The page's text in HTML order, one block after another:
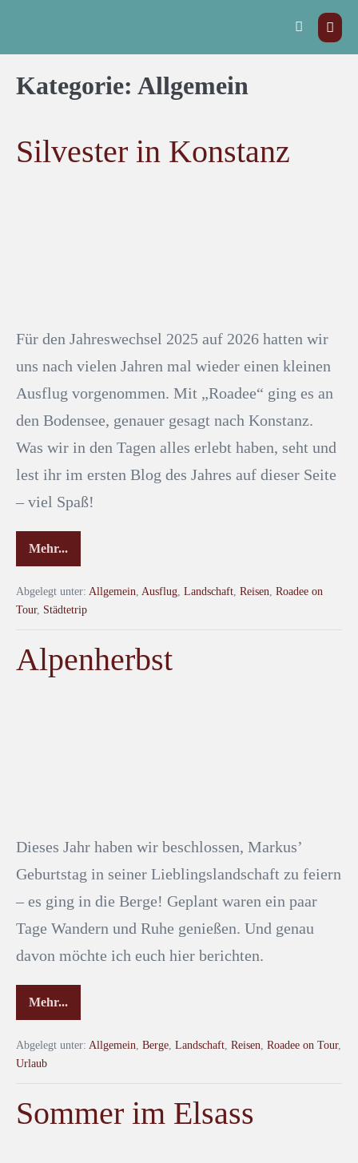
Kategorie: Allgemein
Silvester in Konstanz
Für den Jahreswechsel 2025 auf 2026 hatten wir
uns nach vielen Jahren mal wieder einen kleinen
Ausflug vorgenommen. Mit „Roadee“ ging es an
den Bodensee, genauer gesagt nach Konstanz.
Was wir in den Tagen alles erlebt haben, seht und
lest ihr im ersten Blog des Jahres auf dieser Seite
– viel Spaß!
Mehr...
Abgelegt unter: Allgemein, Ausflug, Landschaft, Reisen, Roadee on
Tour, Städtetrip
Alpenherbst
Dieses Jahr haben wir beschlossen, Markus’
Geburtstag in seiner Lieblingslandschaft zu feiern
– es ging in die Berge! Geplant waren ein paar
Tage Wandern und Ruhe genießen. Und genau
davon möchte ich euch hier berichten.
Mehr...
Abgelegt unter: Allgemein, Berge, Landschaft, Reisen, Roadee on Tour,
Urlaub
Sommer im Elsass